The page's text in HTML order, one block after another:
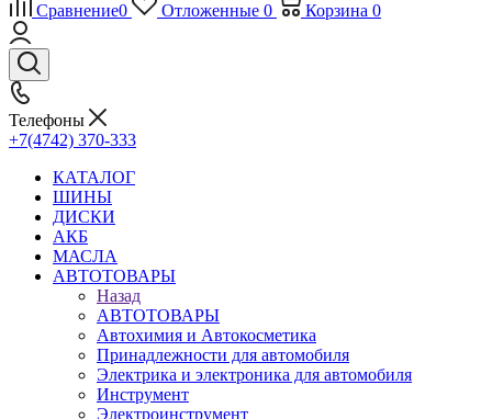
Сравнение0 Отложенные 0 Корзина 0
Телефоны
+7(4742) 370-333
КАТАЛОГ
ШИНЫ
ДИСКИ
АКБ
МАСЛА
АВТОТОВАРЫ
Назад
АВТОТОВАРЫ
Автохимия и Автокосметика
Принадлежности для автомобиля
Электрика и электроника для автомобиля
Инструмент
Электроинструмент